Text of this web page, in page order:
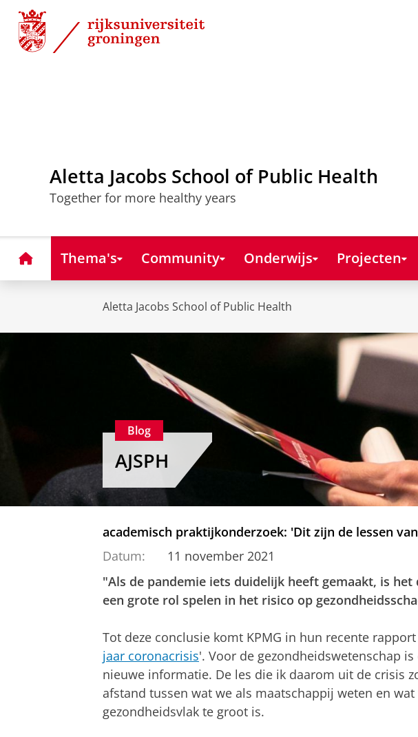
Skip
Content
Skip
Navigation
Aletta Jacobs School of Public Health
Together for more healthy years
HomeThema's Community Onderwijs Projecten
Aletta Jacobs School of Public Health
Blog
AJSPH
academisch praktijkonderzoek: 'Dit zijn de lessen
Datum:
11 november 2021
"Als de pandemie iets duidelijk heeft gemaakt, is
een grote rol spelen in het risico op
Tot deze conclusie komt KPMG in hun recente
jaar coronacrisis'. Voor de gezondheidswetenschap
nieuwe informatie. De les die ik daarom uit de crisis
afstand tussen wat we als maatschappij weten en
gezondheidsvlak te groot is.